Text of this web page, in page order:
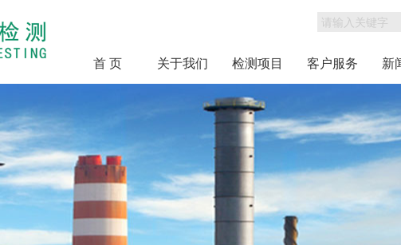
首 页 关于我们 检测项目 客户服务 新